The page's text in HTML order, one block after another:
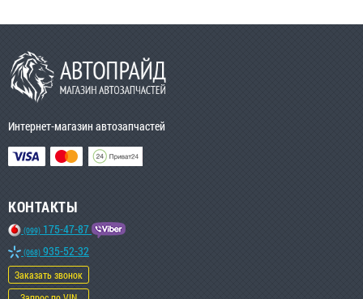
Интернет-магазин автозапчастей
КОНТАКТЫ
(099) 175-47-87
(068) 935-52-32
Заказать звонок